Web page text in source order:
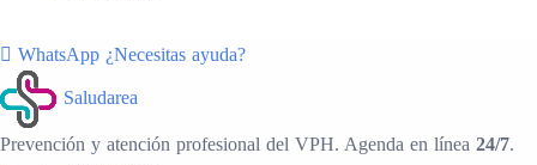
WhatsApp ¿Necesitas ayuda?
Saludarea
Prevención y atención profesional del VPH. Agenda en línea 24/7.